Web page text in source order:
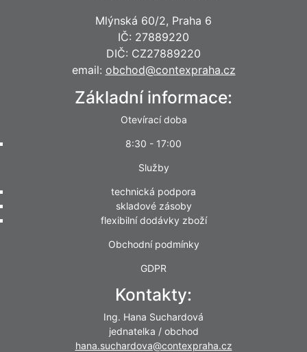
Mlýnská 60/2, Praha 6
IČ: 27889220
DIČ: CZ27889220
email: obchod@contexpraha.cz
Základní informace:
Otevírací doba
8:30 - 17:00
Služby
technická podpora
skladové zásoby
flexibilní dodávky zboží
Obchodní podmínky
GDPR
Kontakty:
Ing. Hana Suchardová
jednatelka / obchod
hana.suchardova@contexpraha.cz